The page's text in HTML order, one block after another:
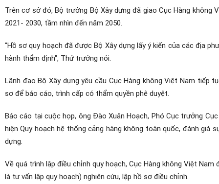
Trên cơ sở đó, Bộ trưởng Bộ Xây dựng đã giao Cục Hàng
2021- 2030, tầm nhìn đến năm 2050.
"Hồ sơ quy hoạch đã được Bộ Xây dựng lấy ý kiến của các địa
hành thẩm định", Thứ trưởng nói.
Lãnh đạo Bộ Xây dựng yêu cầu Cục Hàng không Việt Nam
sơ để báo cáo, trình cấp có thẩm quyền phê duyệt.
Báo cáo tại cuộc họp, ông Đào Xuân Hoạch, Phó Cục trưởng
hiện Quy hoạch hệ thống cảng hàng không toàn quốc, đánh
dựng.
Về quá trình lập điều chỉnh quy hoạch, Cục Hàng không Việt
là tư vấn lập quy hoạch) nghiên cứu, lập hồ sơ điều chỉnh.